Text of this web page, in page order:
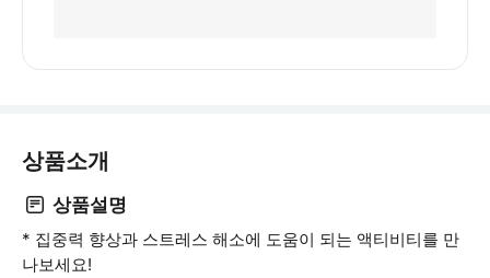
상품소개
상품설명
* 집중력 향상과 스트레스 해소에 도움이 되는 액티비티를 만
나보세요!